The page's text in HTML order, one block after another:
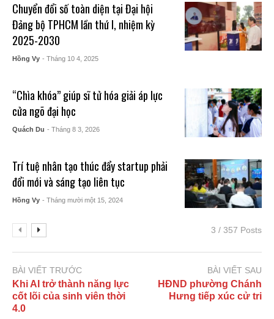
Chuyển đổi số toàn diện tại Đại hội
Đảng bộ TPHCM lần thứ I, nhiệm kỳ
2025-2030
Hồng Vy - Tháng 10 4, 2025
“Chìa khóa” giúp sĩ tử hóa giải áp lực
cửa ngõ đại học
Quách Du - Tháng 8 3, 2026
Trí tuệ nhân tạo thúc đẩy startup phải
đổi mới và sáng tạo liên tục
Hồng Vy - Tháng mười một 15, 2024
3 / 357 Posts
BÀI VIẾT TRƯỚC
Khi AI trở thành năng lực
cốt lõi của sinh viên thời
4.0
BÀI VIẾT SAU
HĐND phường Chánh
Hưng tiếp xúc cử tri